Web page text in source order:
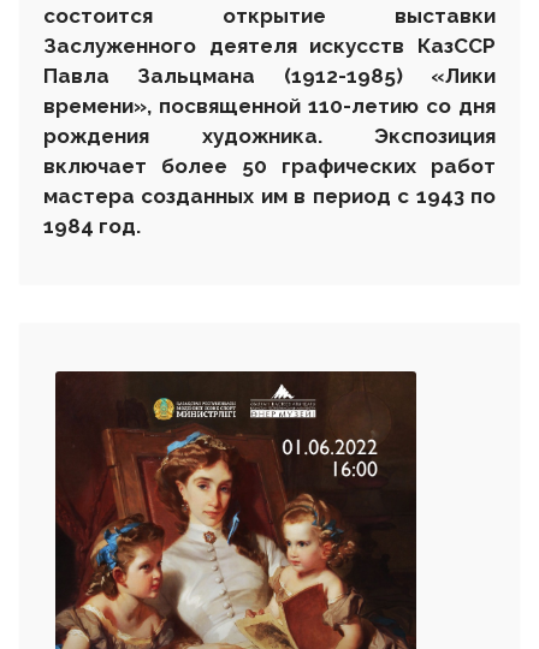
состоится открытие выставки
Заслуженного деятеля искусств КазССР
Павла Зальцмана (1912-1985) «Лики
времени», посвященной 110-летию со дня
рождения художника. Экспозиция
включает более 50 графических работ
мастера созданных им в период с 1943 по
1984 год.